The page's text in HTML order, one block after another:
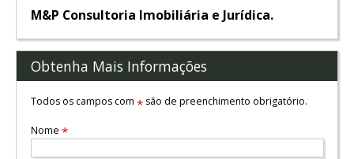
M&P Consultoria Imobiliária e Jurídica.
Obtenha Mais Informações
Todos os campos com *são de preenchimento obrigatório.
Nome *